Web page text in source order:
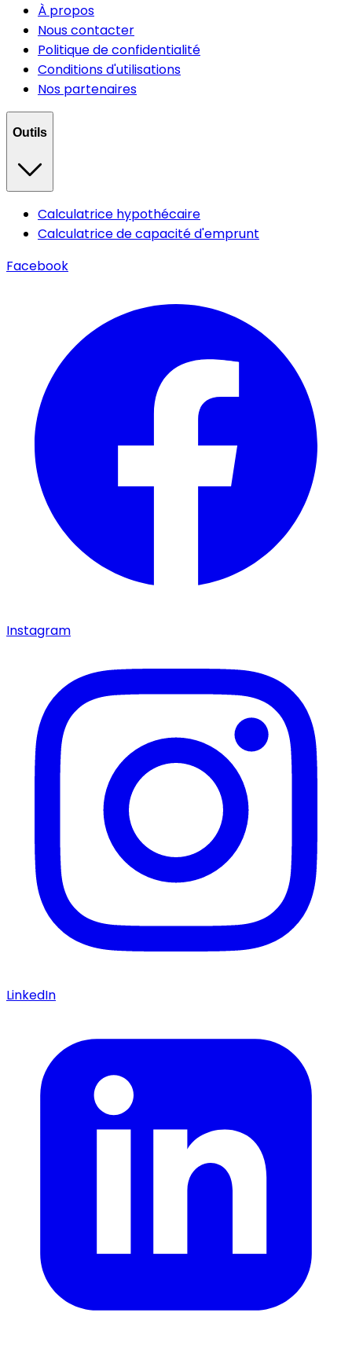
À propos
Nous contacter
Politique de confidentialité
Conditions d'utilisations
Nos partenaires
Outils
Calculatrice hypothécaire
Calculatrice de capacité d'emprunt
Facebook
Instagram
LinkedIn